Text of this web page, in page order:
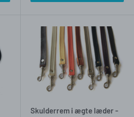
Skulderrem i ægte læder -